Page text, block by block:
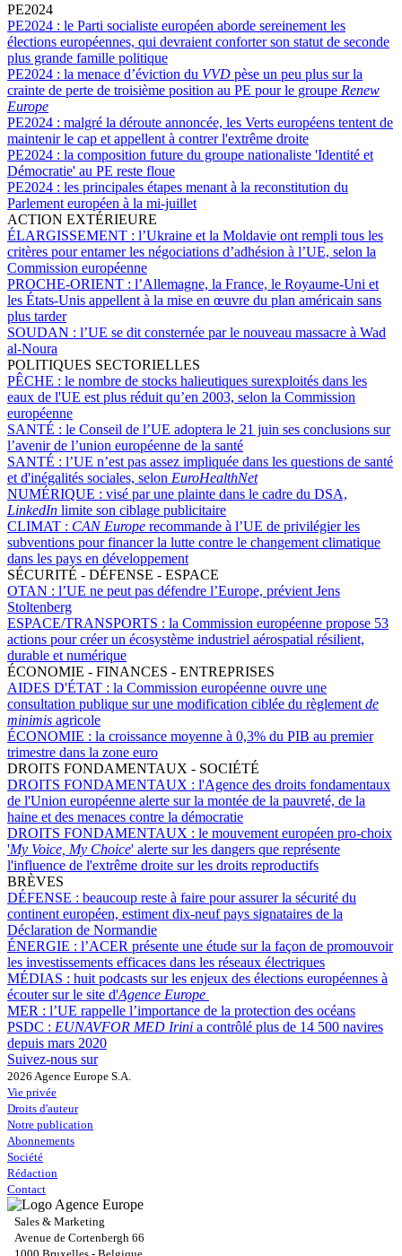
PE2024
PE2024 : le Parti socialiste européen aborde sereinement les
élections européennes, qui devraient conforter son statut de seconde
plus grande famille politique
PE2024 : la menace d’éviction du VVD pèse un peu plus sur la
crainte de perte de troisième position au PE pour le groupe Renew
Europe
PE2024 : malgré la déroute annoncée, les Verts européens tentent de
maintenir le cap et appellent à contrer l'extrême droite
PE2024 : la composition future du groupe nationaliste 'Identité et
Démocratie' au PE reste floue
PE2024 : les principales étapes menant à la reconstitution du
Parlement européen à la mi-juillet
ACTION EXTÉRIEURE
ÉLARGISSEMENT : l’Ukraine et la Moldavie ont rempli tous les
critères pour entamer les négociations d’adhésion à l’UE, selon la
Commission européenne
PROCHE-ORIENT : l’Allemagne, la France, le Royaume-Uni et
les États-Unis appellent à la mise en œuvre du plan américain sans
plus tarder
SOUDAN : l’UE se dit consternée par le nouveau massacre à Wad
al-Noura
POLITIQUES SECTORIELLES
PÊCHE : le nombre de stocks halieutiques surexploités dans les
eaux de l'UE est plus réduit qu’en 2003, selon la Commission
européenne
SANTÉ : le Conseil de l’UE adoptera le 21 juin ses conclusions sur
l’avenir de l’union européenne de la santé
SANTÉ : l’UE n’est pas assez impliquée dans les questions de santé
et d'inégalités sociales, selon EuroHealthNet
NUMÉRIQUE : visé par une plainte dans le cadre du DSA,
LinkedIn limite son ciblage publicitaire
CLIMAT : CAN Europe recommande à l’UE de privilégier les
subventions pour financer la lutte contre le changement climatique
dans les pays en développement
SÉCURITÉ - DÉFENSE - ESPACE
OTAN : l’UE ne peut pas défendre l’Europe, prévient Jens
Stoltenberg
ESPACE/TRANSPORTS : la Commission européenne propose 53
actions pour créer un écosystème industriel aérospatial résilient,
durable et numérique
ÉCONOMIE - FINANCES - ENTREPRISES
AIDES D'ÉTAT : la Commission européenne ouvre une
consultation publique sur une modification ciblée du règlement de
minimis agricole
ÉCONOMIE : la croissance moyenne à 0,3% du PIB au premier
trimestre dans la zone euro
DROITS FONDAMENTAUX - SOCIÉTÉ
DROITS FONDAMENTAUX : l'Agence des droits fondamentaux
de l'Union européenne alerte sur la montée de la pauvreté, de la
haine et des menaces contre la démocratie
DROITS FONDAMENTAUX : le mouvement européen pro-choix
'My Voice, My Choice' alerte sur les dangers que représente
l'influence de l'extrême droite sur les droits reproductifs
BRÈVES
DÉFENSE : beaucoup reste à faire pour assurer la sécurité du
continent européen, estiment dix-neuf pays signataires de la
Déclaration de Normandie
ÉNERGIE : l’ACER présente une étude sur la façon de promouvoir
les investissements efficaces dans les réseaux électriques
MÉDIAS : huit podcasts sur les enjeux des élections européennes à
écouter sur le site d'Agence Europe
MER : l’UE rappelle l’importance de la protection des océans
PSDC : EUNAVFOR MED Irini a contrôlé plus de 14 500 navires
depuis mars 2020
Suivez-nous sur
2026 Agence Europe S.A.
Vie privée
Droits d'auteur
Notre publication
Abonnements
Société
Rédaction
Contact
Sales & Marketing
Avenue de Cortenbergh 66